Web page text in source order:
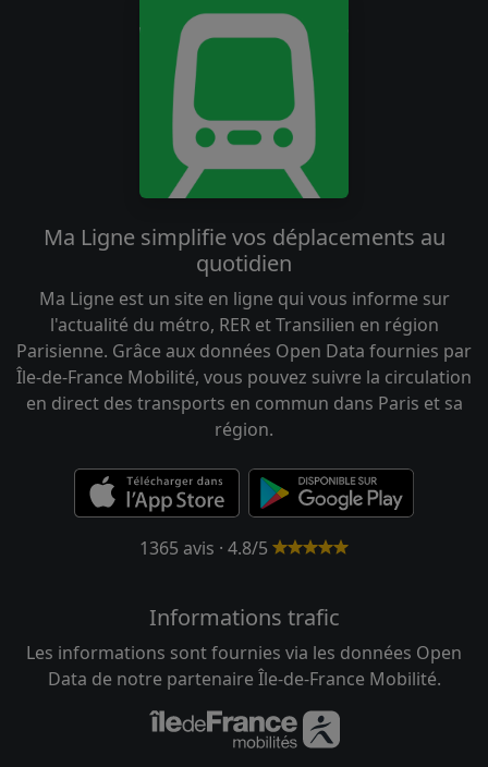
Ma Ligne simplifie vos déplacements au
quotidien
Ma Ligne est un site en ligne qui vous informe sur
l'actualité du métro, RER et Transilien en région
Parisienne. Grâce aux données Open Data fournies par
Île-de-France Mobilité, vous pouvez suivre la circulation
en direct des transports en commun dans Paris et sa
région.
1365 avis · 4.8/5
Informations trafic
Les informations sont fournies via les données Open
Data de notre partenaire Île-de-France Mobilité.